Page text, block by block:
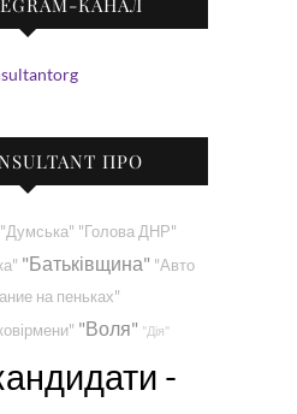
ПРО
"Думська" "Голова ДНР"
"Батьківщина" "Авто
на пеньках"
"Воля" "Дія"
-